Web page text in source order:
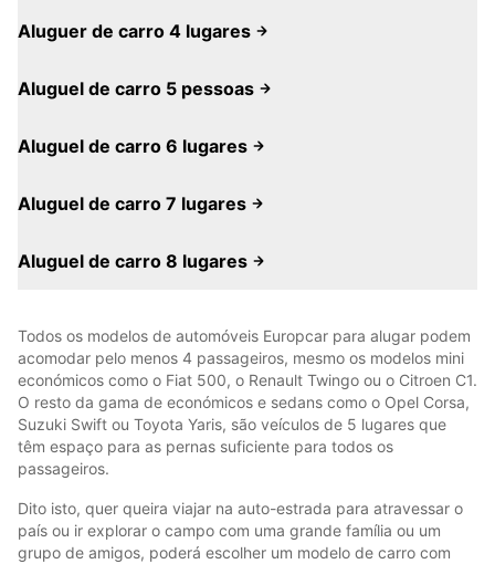
Aluguer de carro 4 lugares
Aluguel de carro 5 pessoas
Aluguel de carro 6 lugares
Aluguel de carro 7 lugares
Aluguel de carro 8 lugares
Todos os modelos de automóveis Europcar para alugar podem
acomodar pelo menos 4 passageiros, mesmo os modelos mini
económicos como o Fiat 500, o Renault Twingo ou o Citroen C1.
O resto da gama de económicos e sedans como o Opel Corsa,
Suzuki Swift ou Toyota Yaris, são veículos de 5 lugares que
têm espaço para as pernas suficiente para todos os
passageiros.
Dito isto, quer queira viajar na auto-estrada para atravessar o
país ou ir explorar o campo com uma grande família ou um
grupo de amigos, poderá escolher um modelo de carro com